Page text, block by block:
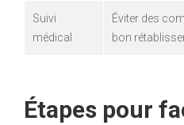
Suivi
médical
Éviter des
bon
Étapes pour